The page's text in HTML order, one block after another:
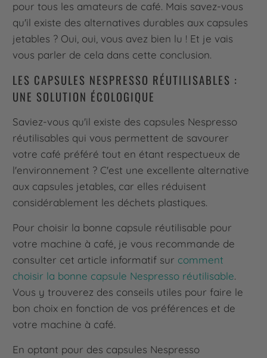
pour tous les amateurs de café. Mais savez-vous
qu'il existe des alternatives durables aux capsules
jetables ? Oui, oui, vous avez bien lu ! Et je vais
vous parler de cela dans cette conclusion.
LES CAPSULES NESPRESSO RÉUTILISABLES :
UNE SOLUTION ÉCOLOGIQUE
Saviez-vous qu'il existe des capsules Nespresso
réutilisables qui vous permettent de savourer
votre café préféré tout en étant respectueux de
l'environnement ? C'est une excellente alternative
aux capsules jetables, car elles réduisent
considérablement les déchets plastiques.
Pour choisir la bonne capsule réutilisable pour
votre machine à café, je vous recommande de
consulter cet article informatif sur comment
choisir la bonne capsule Nespresso réutilisable.
Vous y trouverez des conseils utiles pour faire le
bon choix en fonction de vos préférences et de
votre machine à café.
En optant pour des capsules Nespresso